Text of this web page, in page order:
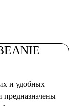
и удобных
предназначены